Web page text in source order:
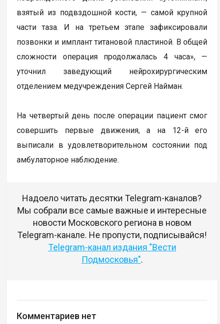
взятый из подвздошной кости, — самой крупной
части таза. И на третьем этапе зафиксировали
позвонки и имплант титановой пластиной. В общей
сложности операция продолжалась 4 часа», —
уточнил заведующий нейрохирургическим
отделением медучреждения Сергей Найман.
На четвертый день после операции пациент смог
совершить первые движения, а на 12-й его
выписали в удовлетворительном состоянии под
амбулаторное наблюдение.
Надоело читать десятки Telegram-каналов?
Мы собрали все самые важные и интересные
новости Московского региона в новом
Telegram-канале. Не пропусти, подписывайся!
Telegram-канал издания "Вести
Подмосковья".
Комментариев нет